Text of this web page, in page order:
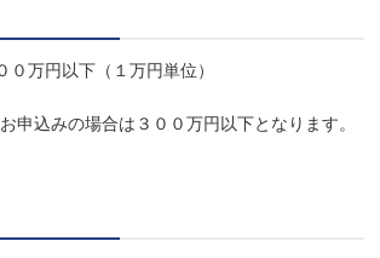
０万円以下（１万円単位）
申込みの場合は３００万円以下となります。